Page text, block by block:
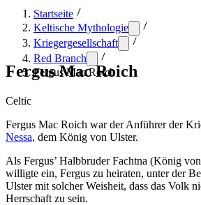
Startseite
Keltische Mythologie
Kriegergesellschaft
Red Branch
Fergus Mac Roich
Fergus Mac Roich
Celtic
Fergus Mac Roich war der Anführer der
Nessa, dem König von Ulster.
Als Fergus’ Halbbruder Fachtna (König
willigte ein, Fergus zu heiraten, unter der
Ulster mit solcher Weisheit, dass das Volk
Herrschaft zu sein.